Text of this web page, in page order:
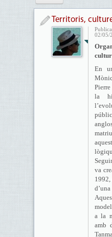
Territoris,
02/05/
En
la
va
1992,
a la
amb